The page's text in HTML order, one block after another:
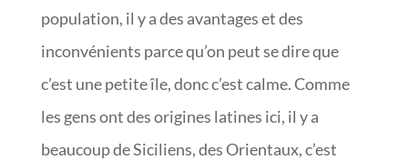
population, il y a des avantages et des
inconvénients parce qu’on peut se dire que
c’est une petite île, donc c’est calme. Comme
les gens ont des origines latines ici, il y a
beaucoup de Siciliens, des Orientaux, c’est